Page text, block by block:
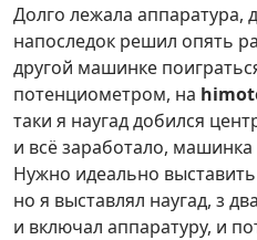
Долго лежала аппаратура,
напоследок решил опять
другой машинке
потенциометром, на
таки я наугад добился
и всё заработало, машинка
Нужно идеально
но я выставлял наугад, з
и включал аппаратуру, и